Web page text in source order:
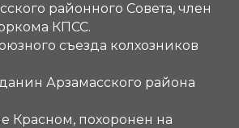
районного Совета, член
КПСС.
съезда колхозников
Арзамасского района
Красном, похоронен на